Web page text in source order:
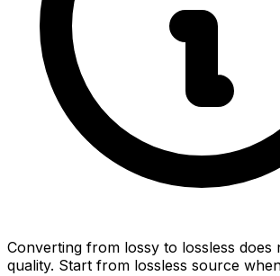
Converting from lossy to lossless does
quality. Start from lossless source